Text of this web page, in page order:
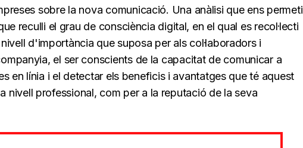
sobre la nova comunicació. Una anàlisi que ens permeti
reculli el grau de consciència digital, en el qual es recol·lecti
d'importància que suposa per als col·laboradors i
el ser conscients de la capacitat de comunicar a
en línia i el detectar els beneficis i avantatges que té aquest
nivell professional, com per a la reputació de la seva